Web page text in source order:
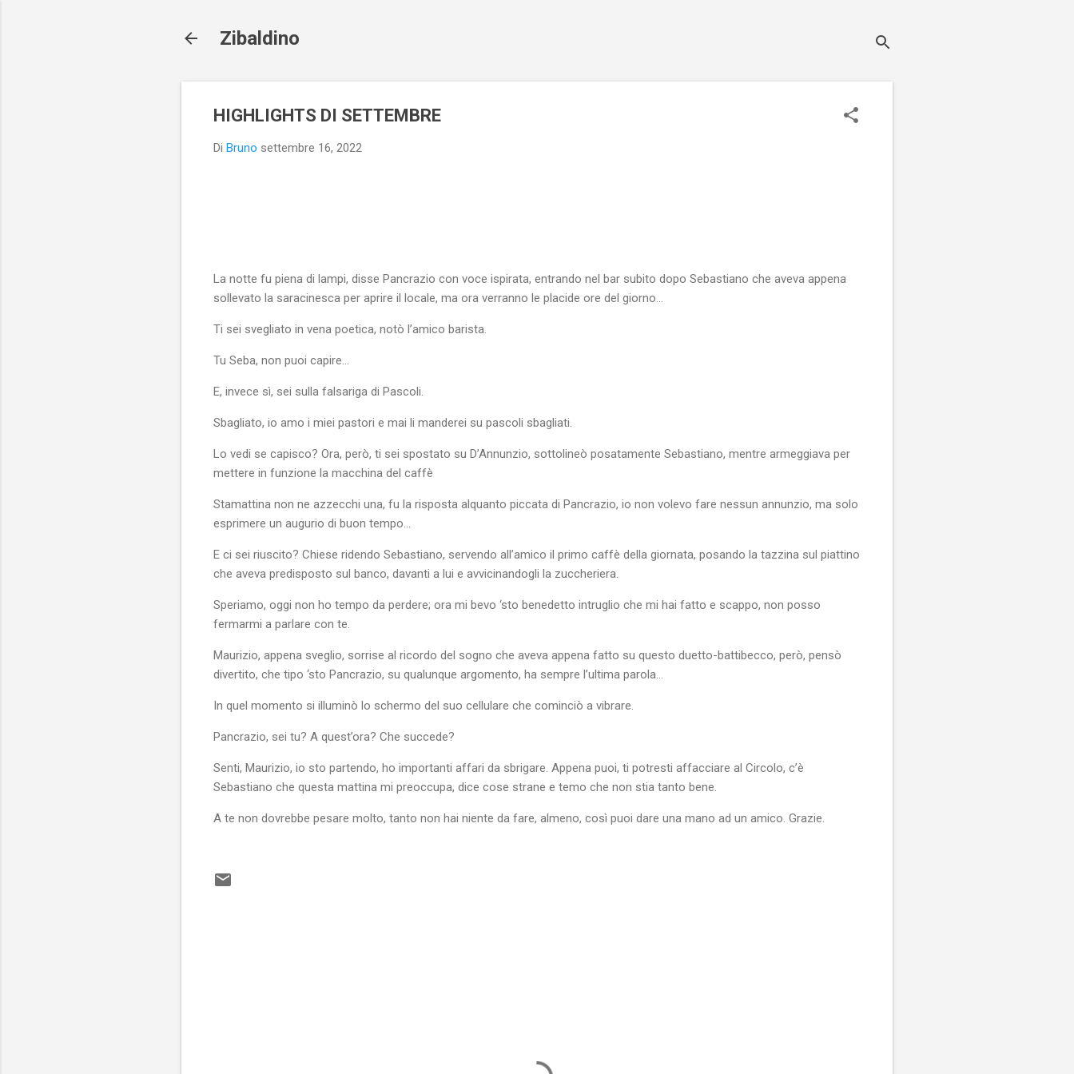
Zibaldino
HIGHLIGHTS DI SETTEMBRE
Di Bruno settembre 16, 2022
La notte fu piena di lampi, disse Pancrazio con voce ispirata, entrando nel bar subito dopo Sebastiano che aveva appena
sollevato la saracinesca per aprire il locale, ma ora verranno le placide ore del giorno…
Ti sei svegliato in vena poetica, notò l’amico barista.
Tu Seba, non puoi capire…
E, invece sì, sei sulla falsariga di Pascoli.
Sbagliato, io amo i miei pastori e mai li manderei su pascoli sbagliati.
Lo vedi se capisco? Ora, però, ti sei spostato su D’Annunzio, sottolineò posatamente Sebastiano, mentre armeggiava per
mettere in funzione la macchina del caffè
Stamattina non ne azzecchi una, fu la risposta alquanto piccata di Pancrazio, io non volevo fare nessun annunzio, ma solo
esprimere un augurio di buon tempo…
E ci sei riuscito? Chiese ridendo Sebastiano, servendo all’amico il primo caffè della giornata, posando la tazzina sul piattino
che aveva predisposto sul banco, davanti a lui e avvicinandogli la zuccheriera.
Speriamo, oggi non ho tempo da perdere; ora mi bevo ‘sto benedetto intruglio che mi hai fatto e scappo, non posso
fermarmi a parlare con te.
Maurizio, appena sveglio, sorrise al ricordo del sogno che aveva appena fatto su questo duetto-battibecco, però, pensò
divertito, che tipo ‘sto Pancrazio, su qualunque argomento, ha sempre l’ultima parola…
In quel momento si illuminò lo schermo del suo cellulare che cominciò a vibrare.
Pancrazio, sei tu? A quest’ora? Che succede?
Senti, Maurizio, io sto partendo, ho importanti affari da sbrigare. Appena puoi, ti potresti affacciare al Circolo, c’è
Sebastiano che questa mattina mi preoccupa, dice cose strane e temo che non stia tanto bene.
A te non dovrebbe pesare molto, tanto non hai niente da fare, almeno, così puoi dare una mano ad un amico. Grazie.